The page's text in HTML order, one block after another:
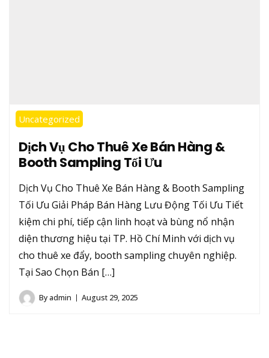
Uncategorized
Dịch Vụ Cho Thuê Xe Bán Hàng &
Booth Sampling Tối Ưu
Dịch Vụ Cho Thuê Xe Bán Hàng & Booth Sampling
Tối Ưu Giải Pháp Bán Hàng Lưu Động Tối Ưu Tiết
kiệm chi phí, tiếp cận linh hoạt và bùng nổ nhận
diện thương hiệu tại TP. Hồ Chí Minh với dịch vụ
cho thuê xe đẩy, booth sampling chuyên nghiệp.
Tại Sao Chọn Bán […]
Byadmin August 29, 2025